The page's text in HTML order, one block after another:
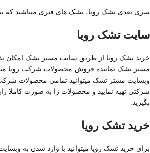
سری بعدی تشک رویا، تشک های فنری میباشند که
سایت تشک رویا
خرید تشک رویا از طریق سایت مستر تشک امکان
مستر تشک نماینده فروش محصولات شرکت رویا
وبسایت مستر تشک میتوانید تمامی محصولات
شرکتی تهیه نمایید و محصولات را به صورت کاملا
بگیرید.
خرید تشک رویا
برای خرید تشک رویا میتوانید با وارد شدن به